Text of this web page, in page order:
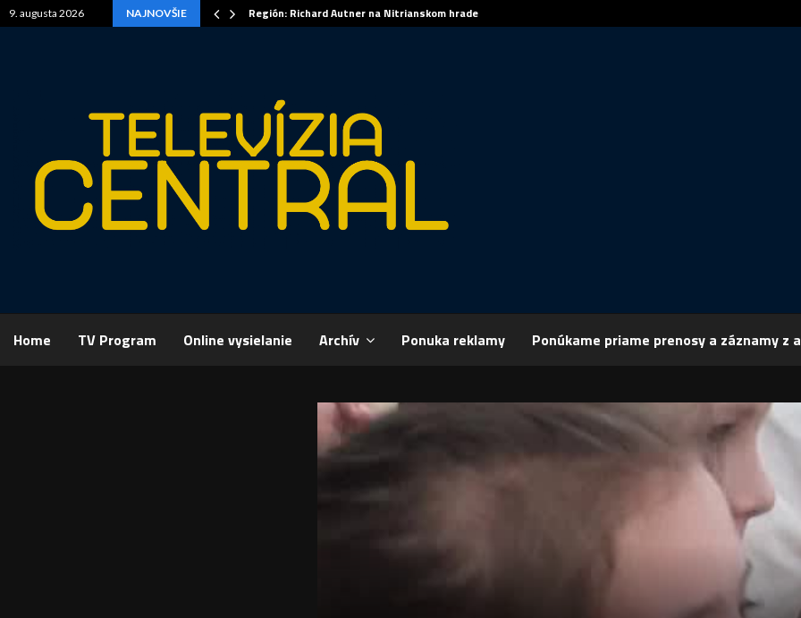
9. augusta 2026 NAJNOVŠIE Región: Richard Autner na Nitrianskom hrade
Home TV Program Online vysielanie Archív Ponuka reklamy Ponúkame priame prenosy a záznamy z